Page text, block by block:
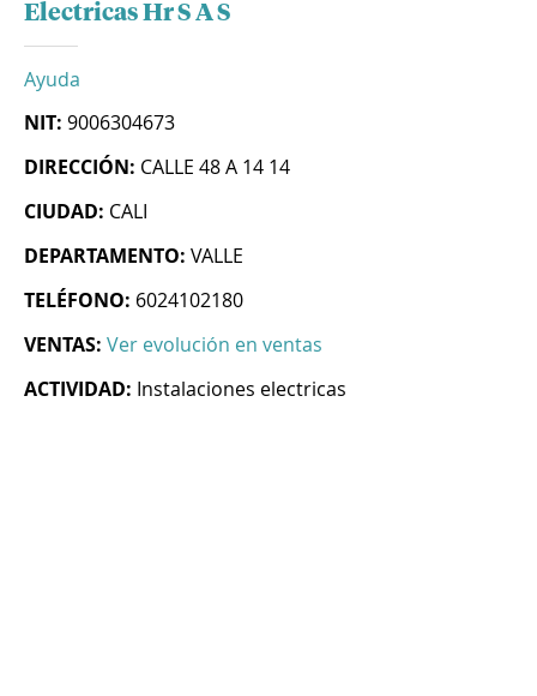
Electricas Hr S A S
Ayuda
NIT: 9006304673
DIRECCIÓN: CALLE 48 A 14 14
CIUDAD: CALI
DEPARTAMENTO: VALLE
TELÉFONO: 6024102180
VENTAS: Ver evolución en ventas
ACTIVIDAD: Instalaciones electricas